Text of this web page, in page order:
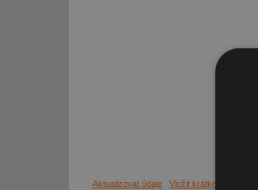
Aktualizovat údaje Vložit krátkou zprávu